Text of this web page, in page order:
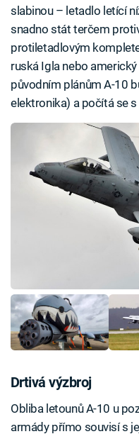
slabinou – letadlo letící
snadno stát terčem
protiletadlovým
ruská Igla nebo
původním plánům A-10
elektronika) a počítá se
Drtivá výzbroj
Obliba letounů A-10 u
armády přímo souvisí s